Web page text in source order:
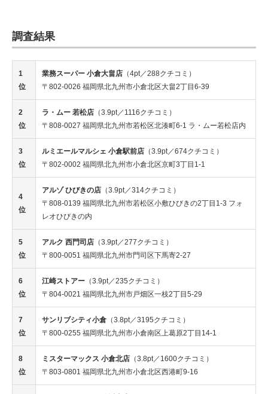
調査結果
1
位
業務スーパー 小倉大畠店 （4pt／288クチコミ）
〒802-0026 福岡県北九州市小倉北区大畠2丁目6-39
2
位
ラ・ムー 若松店 （3.9pt／1116クチコミ）
〒808-0027 福岡県北九州市若松区北湊町6-1 ラ・ムー若松店内
3
位
ルミエールマルシェ 小倉駅前店 （3.9pt／674クチコミ）
〒802-0002 福岡県北九州市小倉北区京町3丁目1-1
4
位
アルゾ ひびきの店 （3.9pt／314クチコミ）
〒808-0139 福岡県北九州市若松区小敷ひびきの2丁目1-3 フォ
レオひびきの内
5
位
アルク 西門司店 （3.9pt／277クチコミ）
〒800-0051 福岡県北九州市門司区下馬寄2-27
6
位
江崎ストアー （3.9pt／235クチコミ）
〒804-0021 福岡県北九州市戸畑区一枝2丁目5-29
7
位
サンリブシティ小倉 （3.8pt／3195クチコミ）
〒800-0255 福岡県北九州市小倉南区上葛原2丁目14-1
8
位
ミスターマックス 小倉北店 （3.8pt／1600クチコミ）
〒803-0801 福岡県北九州市小倉北区西港町9-16